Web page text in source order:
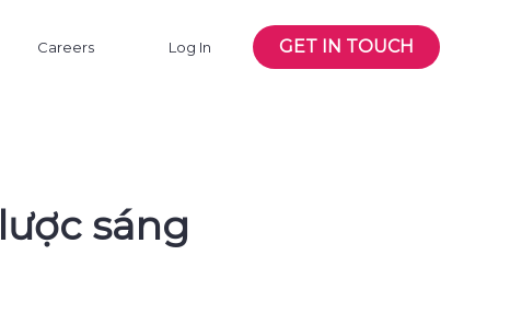
Careers Log In GET IN TOUCH
sáng